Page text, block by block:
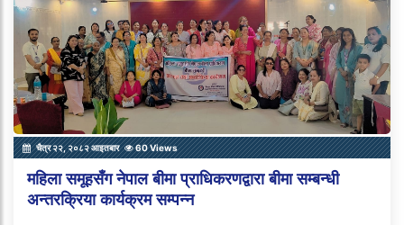
चैत्र २२, २०८२ आइतबार 60 Views
महिला समूहसँग नेपाल बीमा प्राधिकरणद्वारा बीमा सम्बन्धी
अन्तरक्रिया कार्यक्रम सम्पन्न